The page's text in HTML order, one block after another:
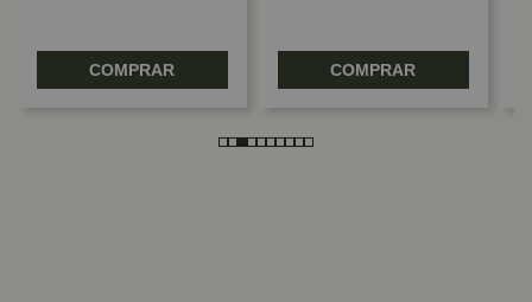
COMPRAR COMPRAR